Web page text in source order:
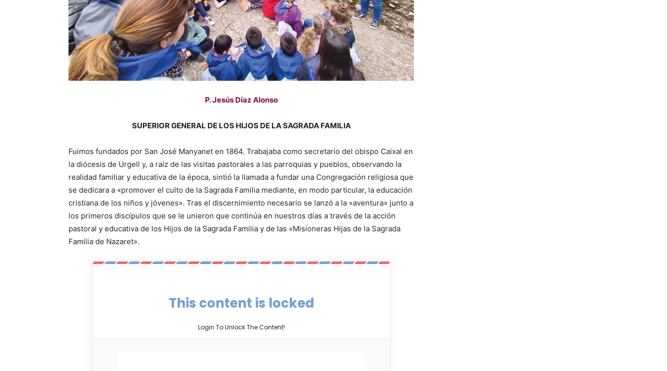
P. Jesús Díaz Alonso
SUPERIOR GENERAL DE LOS HIJOS DE LA SAGRADA FAMILIA
Fuimos fundados por San José Manyanet en 1864. Trabajaba como secretario del obispo Caixal en
la diócesis de Urgell y, a raíz de las visitas pastorales a las parroquias y pueblos, observando la
realidad familiar y educativa de la época, sintió la llamada a fundar una Congregación religiosa que
se dedicara a «promover el culto de la Sagrada Familia mediante, en modo particular, la educación
cristiana de los niños y jóvenes». Tras el discernimiento necesario se lanzó a la «aventura» junto a
los primeros discípulos que se le unieron que continúa en nuestros días a través de la acción
pastoral y educativa de los Hijos de la Sagrada Familia y de las «Misioneras Hijas de la Sagrada
Familia de Nazaret».
This content is locked
Login To Unlock The Content!